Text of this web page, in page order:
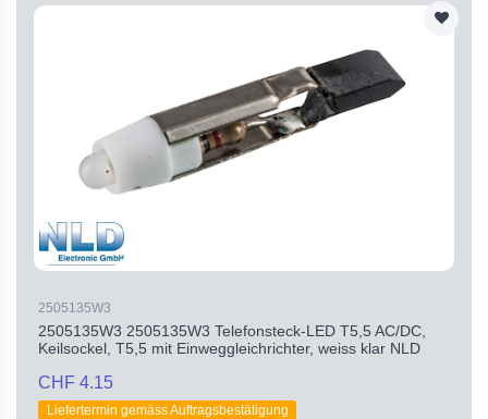
2505135W3
2505135W3 2505135W3 Telefonsteck-LED T5,5 AC/DC,
Keilsockel, T5,5 mit Einweggleichrichter, weiss klar NLD
CHF 4.15
Liefertermin gemäss Auftragsbestätigung